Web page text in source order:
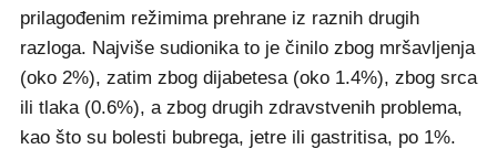
prilagođenim režimima prehrane iz raznih drugih
razloga. Najviše sudionika to je činilo zbog mršavljenja
(oko 2%), zatim zbog dijabetesa (oko 1.4%), zbog srca
ili tlaka (0.6%), a zbog drugih zdravstvenih problema,
kao što su bolesti bubrega, jetre ili gastritisa, po 1%.